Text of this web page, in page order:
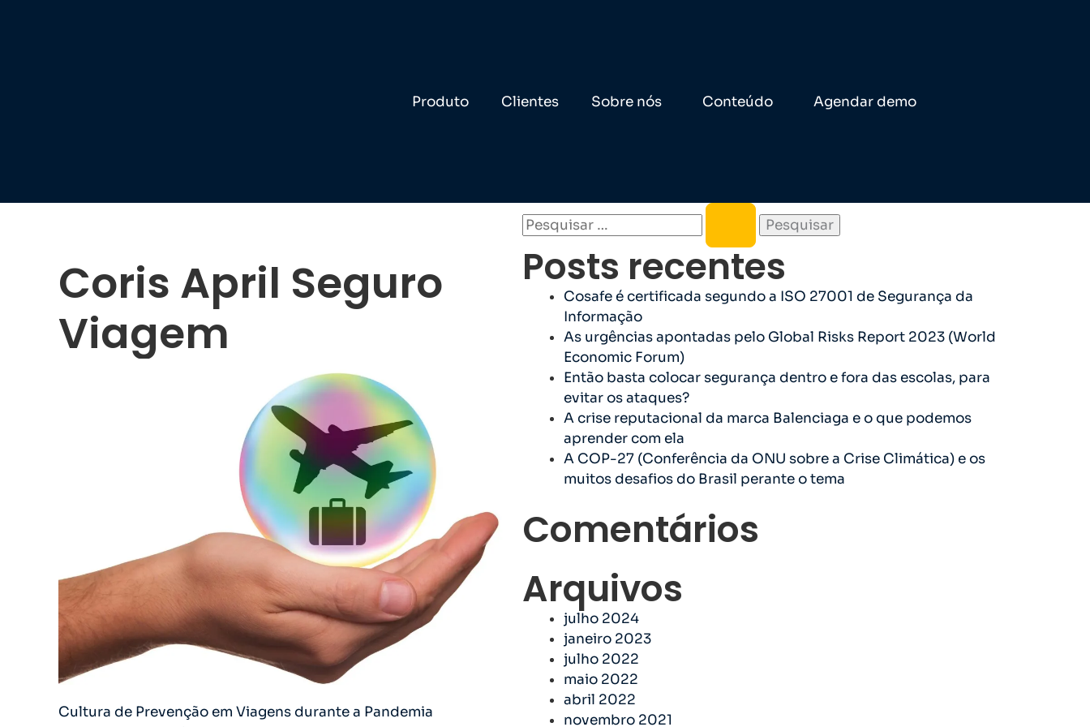
Produto Clientes Sobre nós Conteúdo Agendar demo
Coris April Seguro
Viagem
Cultura de Prevenção em Viagens durante a Pandemia
Posts recentes
Cosafe é certificada segundo a ISO 27001 de Segurança da
Informação
As urgências apontadas pelo Global Risks Report 2023 (World
Economic Forum)
Então basta colocar segurança dentro e fora das escolas, para
evitar os ataques?
A crise reputacional da marca Balenciaga e o que podemos
aprender com ela
A COP-27 (Conferência da ONU sobre a Crise Climática) e os
muitos desafios do Brasil perante o tema
Comentários
Arquivos
julho 2024
janeiro 2023
julho 2022
maio 2022
abril 2022
novembro 2021